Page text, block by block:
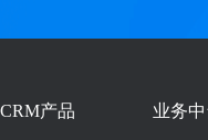
CRM产品 业务中